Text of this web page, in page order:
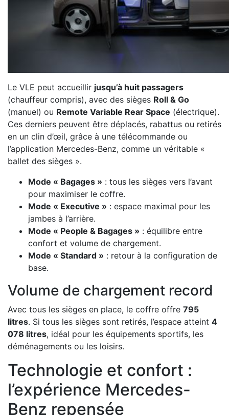
Le VLE peut accueillir jusqu’à huit passagers
(chauffeur compris), avec des sièges Roll & Go
(manuel) ou Remote Variable Rear Space (électrique).
Ces derniers peuvent être déplacés, rabattus ou retirés
en un clin d’œil, grâce à une télécommande ou
l’application Mercedes-Benz, comme un véritable «
ballet des sièges ».
Mode « Bagages » : tous les sièges vers l’avant
pour maximiser le coffre.
Mode « Executive » : espace maximal pour les
jambes à l’arrière.
Mode « People & Bagages » : équilibre entre
confort et volume de chargement.
Mode « Standard » : retour à la configuration de
base.
Volume de chargement record
Avec tous les sièges en place, le coffre offre 795
litres. Si tous les sièges sont retirés, l’espace atteint 4
078 litres, idéal pour les équipements sportifs, les
déménagements ou les loisirs.
Technologie et confort :
l’expérience Mercedes-
Benz repensée